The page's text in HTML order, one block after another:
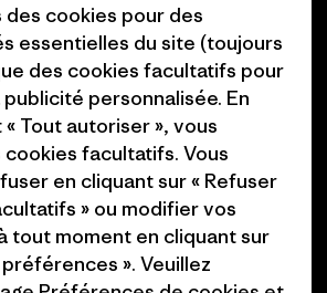
Carrières
Presse et media
Industry program
Programme d’affiliation
Patagonia France Plan du site
des cookies pour des
essentielles du site (toujours
des cookies facultatifs pour
publicité personnalisée. En
Tout autoriser », vous
facultatifs. Vous
en cliquant sur « Refuser
» ou modifier vos
tout moment en cliquant sur
». Veuillez